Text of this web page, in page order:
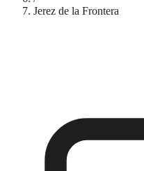
Jerez de la Frontera